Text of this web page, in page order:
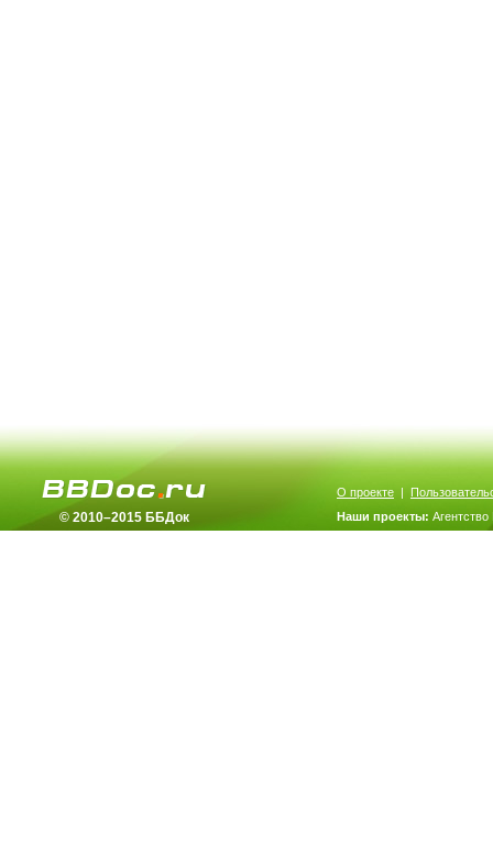
© 2010–2015 ББДок
О проекте |
Наши проекты: